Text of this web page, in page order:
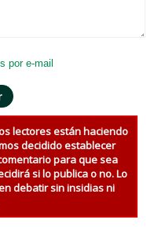
por e-mail
lectores están haciendo
decidido establecer
para que sea
si lo publica o no. Lo
debatir sin insidias ni